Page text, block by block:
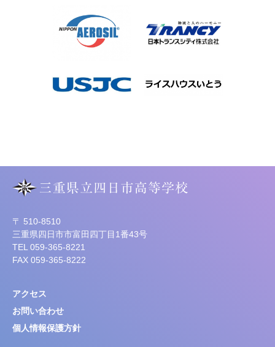
〒 510-8510
三重県四日市市富田四丁目1番43号
TEL 059-365-8221
FAX 059-365-8222
アクセス
お問い合わせ
個人情報保護方針